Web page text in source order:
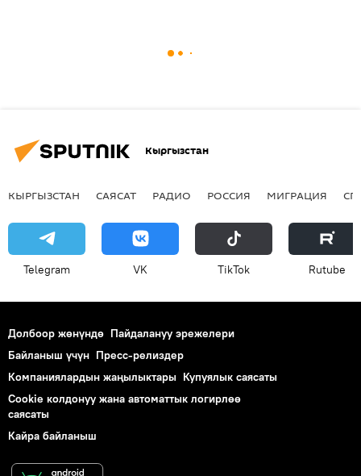
Кыргызстан
КЫРГЫЗСТАН САЯСАТ РАДИО РОССИЯ МИГРАЦИЯ
Telegram VK ТikТоk Rutube
Долбоор жөнүндө Пайдалануу эрежелери
Байланыш үчүн Пресс-релиздер
Компаниялардын жаңылыктары Купуялык саясаты
Cookie колдонуу жана автоматтык логирлөө
саясаты
Кайра байланыш